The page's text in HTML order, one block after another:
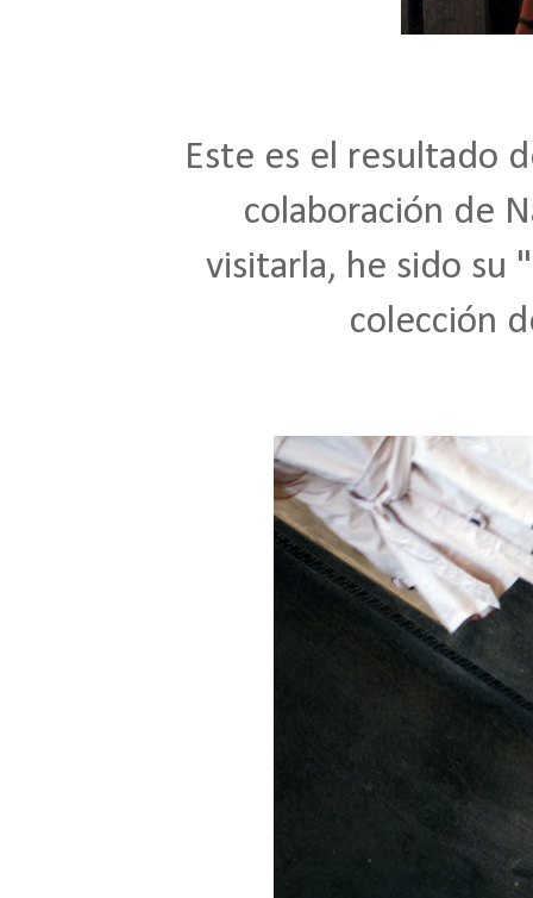
Este es el resultado
colaboración de
visitarla, he sido su
colección